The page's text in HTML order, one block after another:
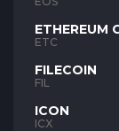
ETHEREUM
ETC
FILECOIN
FIL
ICON
ICX